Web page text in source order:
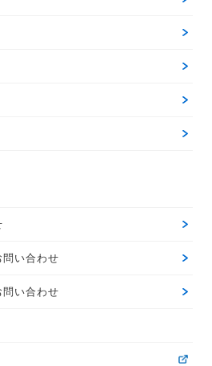
い合わせ
い合わせ